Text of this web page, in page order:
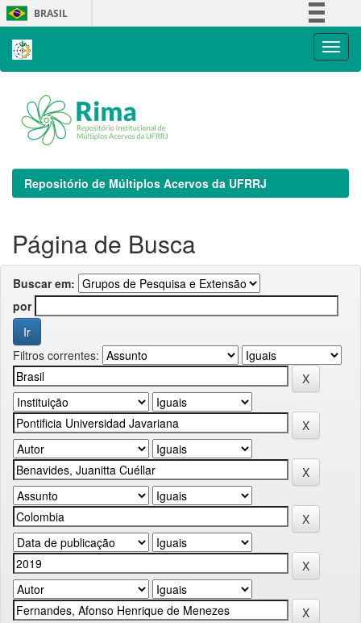
Skip
navigation
BRASIL
Repositório de Múltiplos Acervos da UFRRJ
Página de Busca
Buscar em:
por
Filtros correntes: